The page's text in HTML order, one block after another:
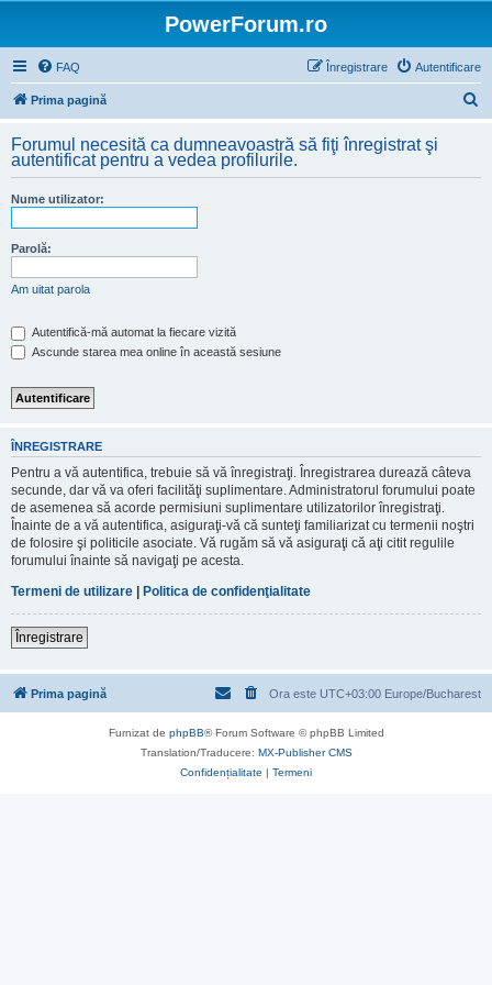
PowerForum.ro
FAQ Autentificare
Înregistrare
Prima pagină
t
Forumul necesită ca dumneavoastră să fiţi înregistrat şi
autentificat pentru a vedea profilurile.
Nume utilizator:
Parolă:
Am uitat parola
Autentifică-mă automat la fiecare vizită
Ascunde starea mea online în această sesiune
ÎNREGISTRARE
Pentru a vă autentifica, trebuie să vă înregistraţi. Înregistrarea durează câteva
secunde, dar vă va oferi facilităţi suplimentare. Administratorul forumului poate
de asemenea să acorde permisiuni suplimentare utilizatorilor înregistraţi.
Înainte de a vă autentifica, asiguraţi-vă că sunteţi familiarizat cu termenii noştri
de folosire şi politicile asociate. Vă rugăm să vă asiguraţi că aţi citit regulile
forumului înainte să navigaţi pe acesta.
Termeni de utilizare | Politica de confidenţialitate
Înregistrare
Prima pagină Ora este UTC+03:00 Europe/Bucharest
Furnizat de phpBB® Forum Software © phpBB Limited
Translation/Traducere: MX-Publisher CMS
Confidențialitate | Termeni